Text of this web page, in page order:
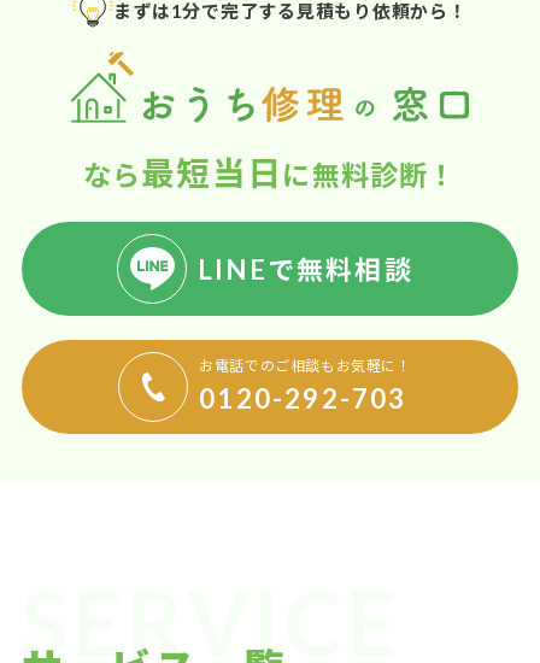
まずは1分で完了する見積もり依頼から！
なら最短当日 に無料診断！
LINEで無料相談
お電話でのご相談もお気軽に！
0120-292-703
SERVICE